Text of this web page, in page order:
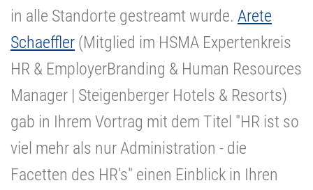
in alle Standorte gestreamt wurde. Arete
Schaeffler (Mitglied im HSMA Expertenkreis
HR & EmployerBranding & Human Resources
Manager | Steigenberger Hotels & Resorts)
gab in Ihrem Vortrag mit dem Titel "HR ist so
viel mehr als nur Administration - die
Facetten des HR's" einen Einblick in Ihren